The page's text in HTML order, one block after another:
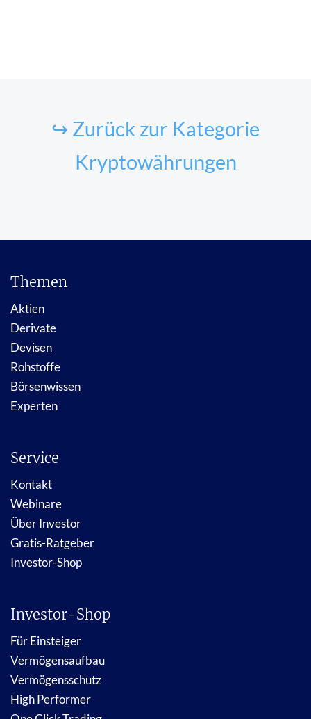
↪ Zurück zur Kategorie
Kryptowährungen
Themen
Aktien
Derivate
Devisen
Rohstoffe
Börsenwissen
Experten
Service
Kontakt
Webinare
Über Investor
Gratis-Ratgeber
Investor-Shop
Investor-Shop
Für Einsteiger
Vermögensaufbau
Vermögensschutz
High Performer